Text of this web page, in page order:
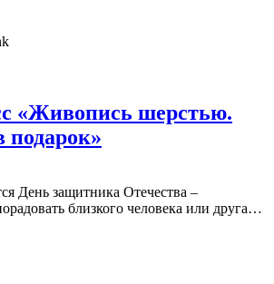
«Живопись шерстью.
День защитника Отечества –
близкого человека или друга…